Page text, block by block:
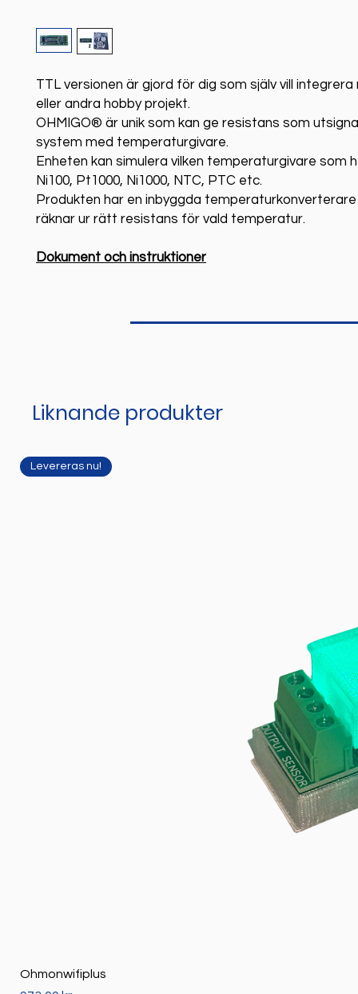
TTL versionen är gjord för dig som själv vill integrera
eller andra hobby projekt.
OHMIGO® är unik som kan ge resistans som
system med temperaturgivare.
Enheten kan simulera vilken temperaturgivare som
Ni100, Pt1000, Ni1000, NTC, PTC etc.
Produkten har en inbyggda
räknar ur rätt resistans för vald temperatur.
Dokument och instruktioner
Liknande produkter
Levereras nu!
Ohmonwifiplus